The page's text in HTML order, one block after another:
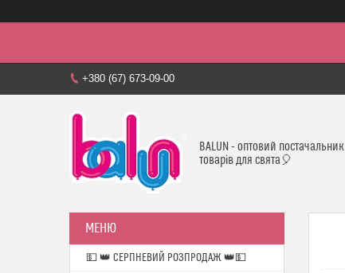
+380 (67) 673-09-00
BALUN - оптовий постачальник
товарів для свята🎈
💵 👑 СЕРПНЕВИЙ РОЗПРОДАЖ 👑💵